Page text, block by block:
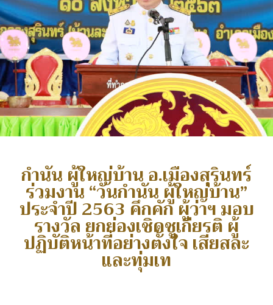
กำนัน ผู้ใหญ่บ้าน อ.เมืองสุรินทร์
ร่วมงาน “วันกำนัน ผู้ใหญ่บ้าน”
ประจำปี 2563 คึกคัก ผู้ว่าฯ มอบ
รางวัล ยกย่องเชิดชูเกียรติ ผู้
ปฏิบัติหน้าที่อย่างตั้งใจ เสียสละ
และทุ่มเท